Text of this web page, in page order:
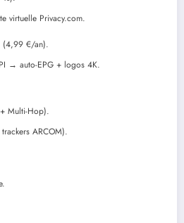
virtuelle Privacy.com.
(4,99 €/an).
→ auto-EPG + logos 4K.
Multi-Hop).
ARCOM).